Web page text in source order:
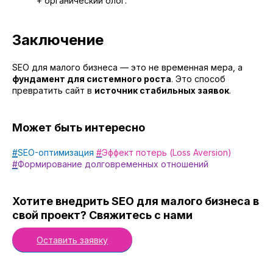
Заключение
SEO для малого бизнеса — это не временная мера, а
фундамент для системного роста. Это способ
превратить сайт в источник стабильных заявок.
Может быть интересно
#SEO-оптимизация #Эффект потерь (Loss Aversion)
#Формирование долговременных отношений
Хотите внедрить SEO для малого бизнеса в
свой проект? Свяжитесь с нами
Оставить заявку